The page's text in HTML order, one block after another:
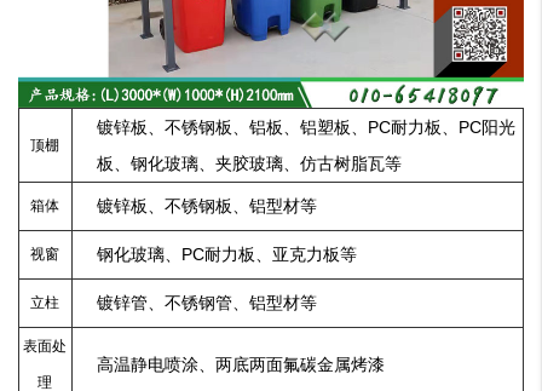
顶棚
镀锌板、不锈钢板、铝板、铝塑板、PC耐力板、PC阳光
板、钢化玻璃、夹胶玻璃、仿古树脂瓦等
箱体 镀锌板、不锈钢板、铝型材等
视窗 钢化玻璃、PC耐力板、亚克力板等
立柱 镀锌管、不锈钢管、铝型材等
表面处
理
高温静电喷涂、两底两面氟碳金属烤漆